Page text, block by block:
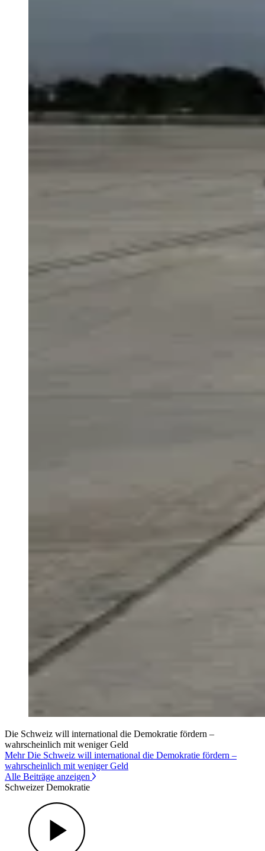
Die Schweiz will international die Demokratie fördern –
wahrscheinlich mit weniger Geld
Mehr Die Schweiz will international die Demokratie fördern –
wahrscheinlich mit weniger Geld
Alle Beiträge anzeigen
Schweizer Demokratie